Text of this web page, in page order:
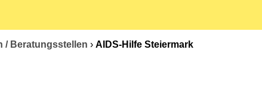
/ Beratungsstellen › AIDS-Hilfe Steiermark